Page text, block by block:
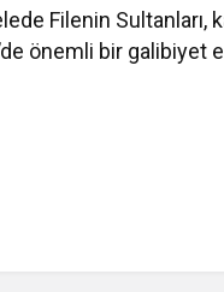
Filenin Sultanları,
önemli bir galibiyet